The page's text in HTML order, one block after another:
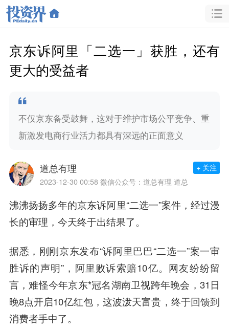
京东诉阿里「二选一」获胜，还有
更大的受益者
不仅京东备受鼓舞，这对于维护市场公平竞争、重
新激发电商行业活力都具有深远的正面意义
道总有理
2023-12-30 00:58 微信公众号：道总有理 道总
+ 关注
沸沸扬扬多年的京东诉阿里“二选一”案件，经过漫
长的审理，今天终于出结果了。
据悉，刚刚京东发布“诉阿里巴巴“二选一”案一审
胜诉的声明”，阿里败诉索赔10亿。网友纷纷留
言，难怪今年京东*冠名湖南卫视跨年晚会，31日
晚8点开启10亿红包，这波泼天富贵，终于回馈到
消费者手中了。